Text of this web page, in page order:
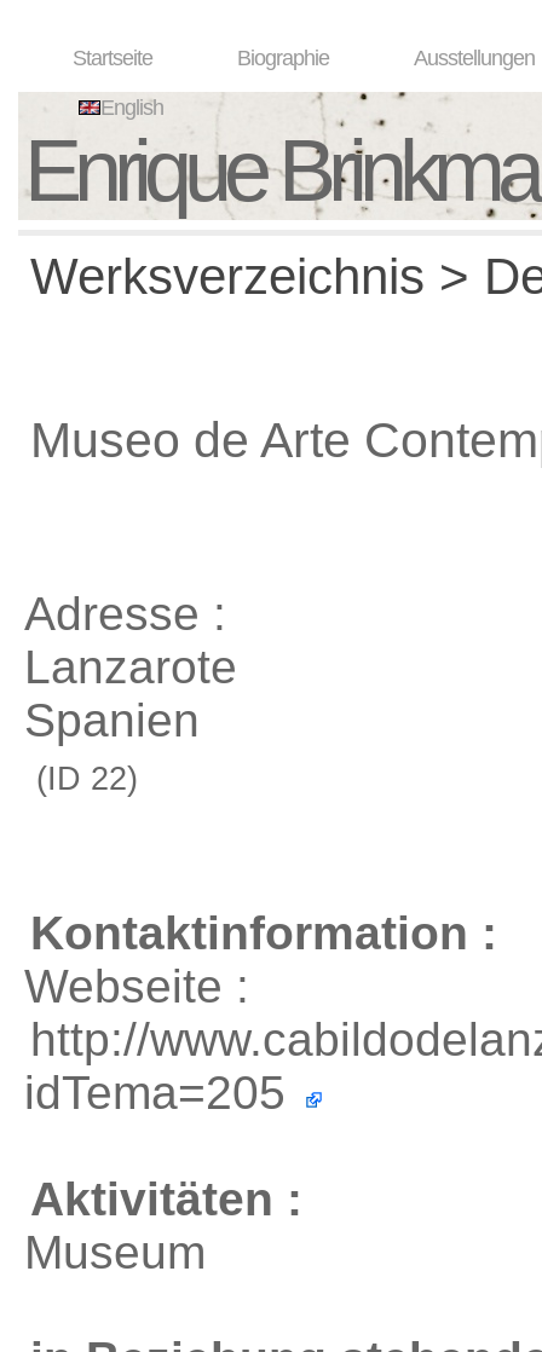
Startseite Biographie Ausstellungen
English
Enrique
Werksverzeichnis >
Museo de Arte
Adresse :
Lanzarote
Spanien
(ID 22)
Kontaktinformation :
Webseite :
http://
idTema=205
Aktivitäten :
Museum